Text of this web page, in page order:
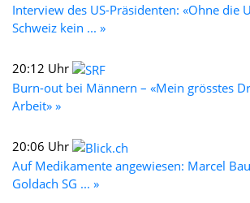
Interview des US-Präsidenten: «Ohne die
Schweiz kein ... »
20:12 Uhr
Burn-out bei Männern – «Mein grösstes
Arbeit» »
20:06 Uhr
Auf Medikamente angewiesen: Marcel
Goldach SG ... »